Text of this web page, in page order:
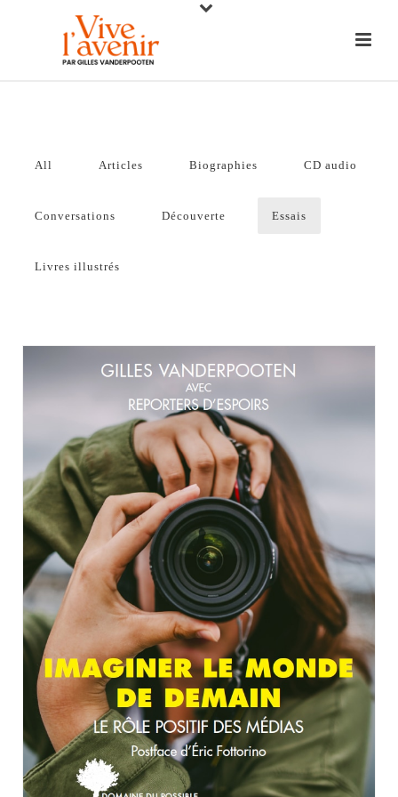
All Articles Biographies CD audio
Conversations Découverte Essais
Livres illustrés